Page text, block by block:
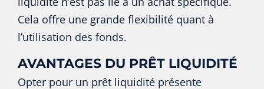
Cela offre une grande flexibilité quant à
l’utilisation des fonds.
AVANTAGES DU PRÊT LIQUIDITÉ
Opter pour un prêt liquidité présente